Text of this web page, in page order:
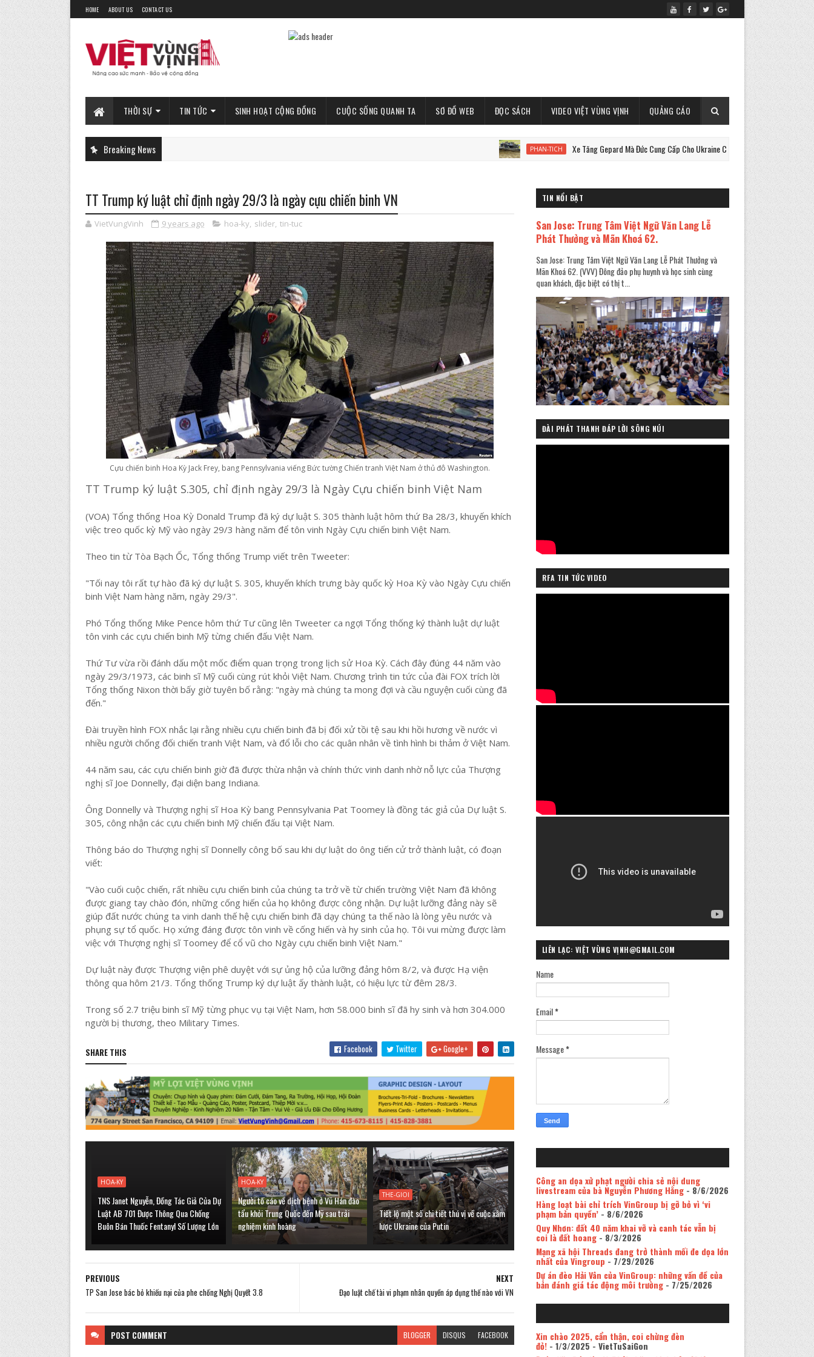
HOME ABOUT US CONTACT US
THỜI SỰ TIN TỨC SINH HOẠT CỘNG ĐỒNG CUỘC SỐNG QUANH TA SƠ ĐỒ WEB ĐỌC SÁCH VIDEO VIỆT VÙNG VỊNH QUẢNG CÁO
Breaking News PHAN-TICH Xe Tăng Gepard Mà Đức Cung Cấp Cho Ukraine Có Thể Làm Được Điều Này !
TT Trump ký luật chỉ định ngày 29/3 là ngày cựu chiến binh VN
VietVungVinh 9 years ago hoa-ky, slider, tin-tuc
Cựu chiến binh Hoa Kỳ Jack Frey, bang Pennsylvania viếng Bức tường Chiến tranh Việt Nam ở thủ đô Washington.
TT Trump ký luật S.305, chỉ định ngày 29/3 là Ngày Cựu chiến binh Việt Nam
(VOA) Tổng thống Hoa Kỳ Donald Trump đã ký dự luật S. 305 thành luật hôm thứ Ba 28/3, khuyến khích
việc treo quốc kỳ Mỹ vào ngày 29/3 hàng năm để tôn vinh Ngày Cựu chiến binh Việt Nam.
Theo tin từ Tòa Bạch Ốc, Tổng thống Trump viết trên Tweeter:
"Tối nay tôi rất tự hào đã ký dự luật S. 305, khuyến khích trưng bày quốc kỳ Hoa Kỳ vào Ngày Cựu chiến
binh Việt Nam hàng năm, ngày 29/3".
Phó Tổng thống Mike Pence hôm thứ Tư cũng lên Tweeter ca ngợi Tổng thống ký thành luật dự luật
tôn vinh các cựu chiến binh Mỹ từng chiến đấu Việt Nam.
Thứ Tư vừa rồi đánh dấu một mốc điểm quan trọng trong lịch sử Hoa Kỳ. Cách đây đúng 44 năm vào
ngày 29/3/1973, các binh sĩ Mỹ cuối cùng rút khỏi Việt Nam. Chương trình tin tức của đài FOX trích lời
Tổng thống Nixon thời bấy giờ tuyên bố rằng: "ngày mà chúng ta mong đợi và cầu nguyện cuối cùng đã
đến."
Đài truyền hình FOX nhắc lại rằng nhiều cựu chiến binh đã bị đối xử tồi tệ sau khi hồi hương về nước vì
nhiều người chống đối chiến tranh Việt Nam, và đổ lỗi cho các quân nhân về tình hình bi thảm ở Việt Nam.
44 năm sau, các cựu chiến binh giờ đã được thừa nhận và chính thức vinh danh nhờ nỗ lực của Thượng
nghị sĩ Joe Donnelly, đại diện bang Indiana.
Ông Donnelly và Thượng nghị sĩ Hoa Kỳ bang Pennsylvania Pat Toomey là đồng tác giả của Dự luật S.
305, công nhận các cựu chiến binh Mỹ chiến đấu tại Việt Nam.
Thông báo do Thượng nghị sĩ Donnelly công bố sau khi dự luật do ông tiến cử trở thành luật, có đoạn
viết:
"Vào cuối cuộc chiến, rất nhiều cựu chiến binh của chúng ta trở về từ chiến trường Việt Nam đã không
được giang tay chào đón, những cống hiến của họ không được công nhận. Dự luật lưỡng đảng này sẽ
giúp đất nước chúng ta vinh danh thế hệ cựu chiến binh đã dạy chúng ta thế nào là lòng yêu nước và
phụng sự tổ quốc. Họ xứng đáng được tôn vinh về cống hiến và hy sinh của họ. Tôi vui mừng được làm
việc với Thượng nghị sĩ Toomey để cổ vũ cho Ngày cựu chiến binh Việt Nam."
Dự luật này được Thượng viện phê duyệt với sự ủng hộ của lưỡng đảng hôm 8/2, và được Hạ viện
thông qua hôm 21/3. Tổng thống Trump ký dự luật ấy thành luật, có hiệu lực từ đêm 28/3.
Trong số 2.7 triệu binh sĩ Mỹ từng phục vụ tại Việt Nam, hơn 58.000 binh sĩ đã hy sinh và hơn 304.000
người bị thương, theo Military Times.
SHARE THIS Facebook Twitter Google+
HOA-KY
TNS Janet Nguyễn, Đồng Tác Giả Của Dự
Luật AB 701 Được Thông Qua Chống
Buôn Bán Thuốc Fentanyl Số Lượng Lớn
HOA-KY
Người tố cáo về dịch bệnh ở Vũ Hán đào
tẩu khỏi Trung Quốc đến Mỹ sau trải
nghiệm kinh hoàng
THE-GIOI
Tiết lộ một số chi tiết thú vị về cuộc xâm
lược Ukraine của Putin
NEXT
Đạo luật chế tài vi phạm nhân quyền áp dụng thế nào với VN
PREVIOUS
TP San Jose bác bỏ khiếu nại của phe chống Nghị Quyết 3.8
POST COMMENT BLOGGER DISQUS FACEBOOK
TIN NỔI BẬT
San Jose: Trung Tâm Việt Ngữ Văn Lang Lễ
Phát Thưởng và Mãn Khoá 62.
San Jose: Trung Tâm Việt Ngữ Văn Lang Lễ Phát Thưởng và
Mãn Khoá 62. (VVV) Đông đảo phụ huynh và học sinh cùng
quan khách, đặc biệt có thị t...
ĐÀI PHÁT THANH ĐÁP LỜI SÔNG NÚI
RFA TIN TỨC VIDEO
LIÊN LẠC: VIỆT VÙNG VỊNH@GMAIL.COM
Name
Email*
Message*
Công an dọa xử phạt người chia sẻ nội dung
livestream của bà Nguyễn Phương Hằng- 8/6/2026
Hàng loạt bài chỉ trích VinGroup bị gỡ bỏ vì ‘vi
phạm bản quyền’- 8/6/2026
Quy Nhơn: đất 40 năm khai vỡ và canh tác vẫn bị
coi là đất hoang- 8/3/2026
Mạng xã hội Threads đang trở thành mối đe dọa lớn
nhất của Vingroup - 7/29/2026
Dự án đèo Hải Vân của VinGroup: những vấn đề của
bản đánh giá tác động môi trường- 7/25/2026
Xin chào 2025, cẩn thận, coi chừng đèn
đỏ!- 1/3/2025 - VietTuSaiGon